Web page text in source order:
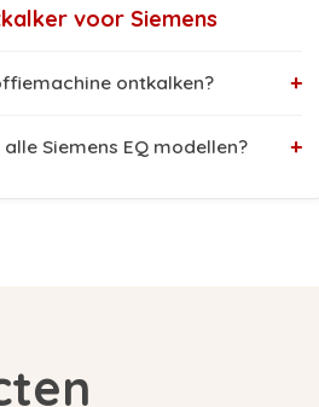
voor Siemens
ontkalken? +
Siemens EQ modellen? +